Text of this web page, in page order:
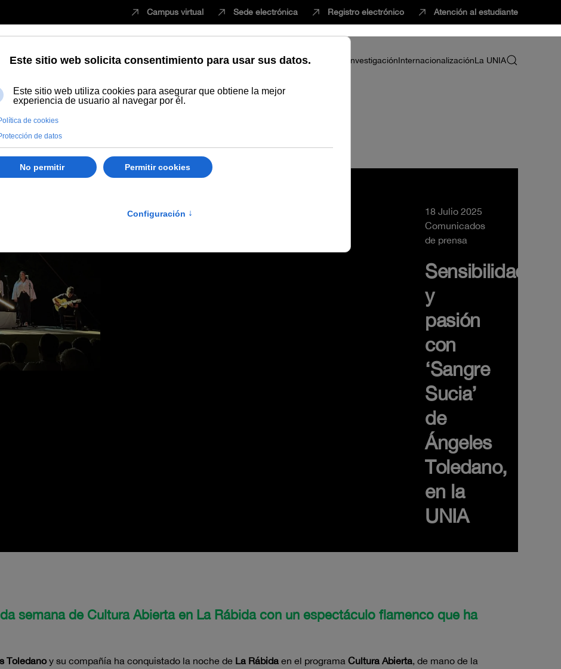
Campus virtual Sede electrónica Registro electrónico Atención al estudiante
EstudiarInnovaciónVida universitariaProfesorado InvestigaciónInternacionalizaciónLa UNIA
Sucia’ de Ángeles Toledano, en la UNIA
18 Julio 2025
Comunicados
de prensa
Sensibilidad
y
pasión
con
‘Sangre
Sucia’
de
Ángeles
Toledano,
en la
UNIA
semana de Cultura Abierta en La Rábida con un espectáculo flamenco que ha
Toledanoy su compañía ha conquistado la noche de La Rábida en el programa Cultura Abierta, de mano de la